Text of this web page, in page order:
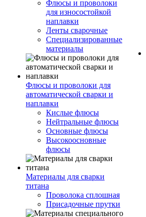
Флюсы и проволоки
для износостойкой
наплавки
Ленты сварочные
Специализированные
материалы
Флюсы и проволоки для
автоматической сварки и
наплавки
Кислые флюсы
Нейтральные флюсы
Основные флюсы
Высокоосновные
флюсы
Материалы для сварки
титана
Проволока сплошная
Присадочные прутки